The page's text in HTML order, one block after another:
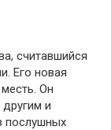
считавшийся
Его новая
Он
и
послушных